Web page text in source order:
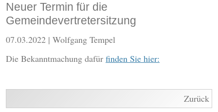
Neuer Termin für die
Gemeindevertretersitzung
07.03.2022 | Wolfgang Tempel
Die Bekanntmachung dafür finden Sie hier:
Zurück